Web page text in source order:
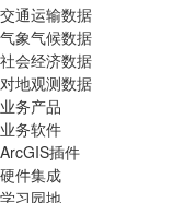
交通运输数据
气象气候数据
社会经济数据
对地观测数据
业务产品
业务软件
ArcGIS插件
硬件集成
学习园地